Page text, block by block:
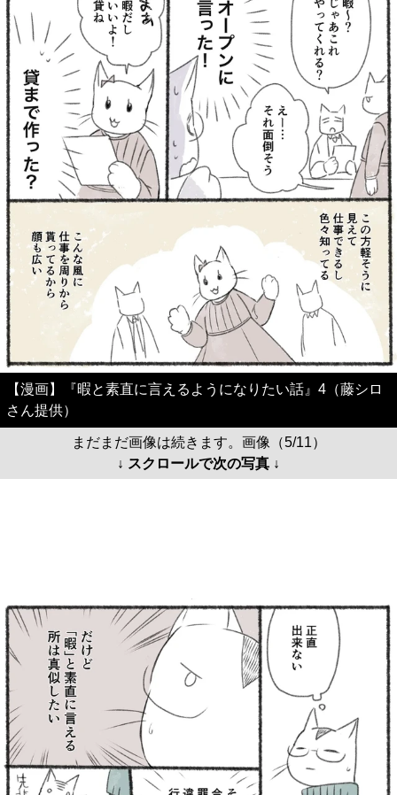
【漫画】『暇と素直に言えるようになりたい話』4（藤シロ
さん提供）
まだまだ画像は続きます。画像（5/11）
↓ スクロールで次の写真 ↓